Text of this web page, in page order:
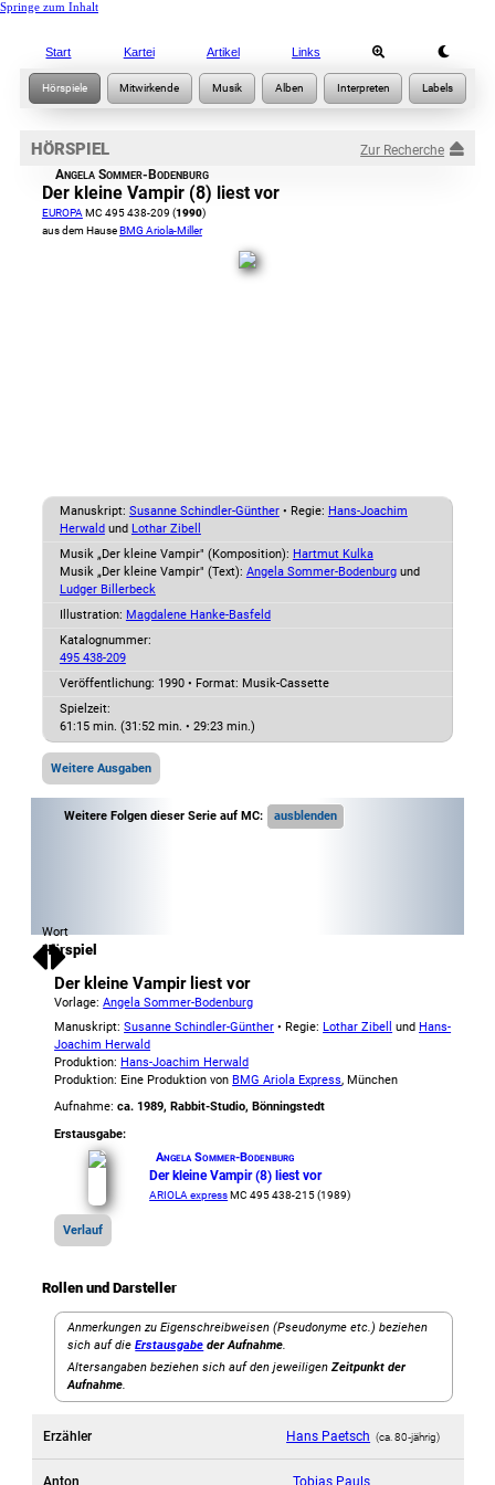
Springe zum Inhalt
Start Kartei Artikel Links
HÖRSPIEL
Zur Recherche
Angela Sommer-Bodenburg
Der kleine Vampir (8) liest vor
EUROPAMC 495 438-209 (1990)
aus dem Hause BMG Ariola-Miller
Manuskript: Susanne Schindler-Günther• Regie: Hans-Joachim
Herwaldund Lothar Zibell
Musik „Der kleine Vampir" (Komposition): Hartmut Kulka
Musik „Der kleine Vampir" (Text): Angela Sommer-Bodenburgund
Ludger Billerbeck
Illustration: Magdalene Hanke-Basfeld
Katalognummer:
495 438-209
Veröffentlichung: 1990• Format: Musik-Cassette
Spielzeit:
61:15 min. (31:52 min. • 29:23 min.)
Weitere Ausgaben
Weitere Folgen dieser Serie auf MC:
Wort
Hörspiel
Der kleine Vampir liest vor
Vorlage:Angela Sommer-Bodenburg
Manuskript:Susanne Schindler-Günther • Regie:Lothar Zibell undHans-
Joachim Herwald
Produktion:Hans-Joachim Herwald
Produktion: Eine Produktion vonBMG Ariola Express, München
Aufnahme:ca. 1989, Rabbit-Studio, Bönningstedt
Erstausgabe:
Angela Sommer-Bodenburg
Der kleine Vampir (8) liest vor
ARIOLA expressMC 495 438-215 (1989)
Verlauf
Rollen und Darsteller
Anmerkungen zu Eigenschreibweisen (Pseudonyme etc.) beziehen
sich auf dieErstausgabe der Aufnahme.
Altersangaben beziehen sich auf den jeweiligenZeitpunkt der
Aufnahme.
Erzähler Hans Paetsch (ca. 80‑jährig)
Anton Tobias Pauls